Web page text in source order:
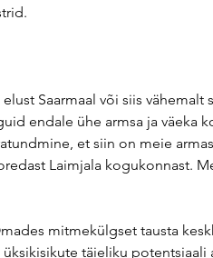
Saarmaal või siis vähemalt
endale ühe armsa ja väeka
et siin on meie
Laimjala kogukonnast.
mitmekülgset tausta
täieliku potentsiaali